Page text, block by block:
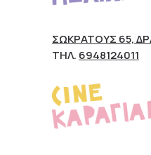
ΣΩΚΡΆΤΟΥΣ 65,
ΤΗΛ. 6948124011